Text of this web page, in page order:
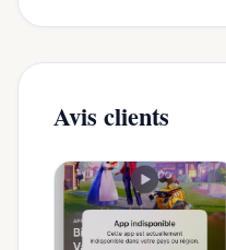
Avis clients